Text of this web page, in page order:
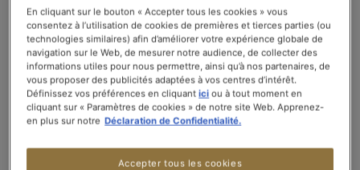
NOUVEAU
En cliquant sur le bouton « Accepter tous les cookies » vous
consentez à l’utilisation de cookies de premières et tierces parties (ou
technologies similaires) afin d’améliorer votre expérience globale de
navigation sur le Web, de mesurer notre audience, de collecter des
informations utiles pour nous permettre, ainsi qu’à nos partenaires, de
vous proposer des publicités adaptées à vos centres d’intérêt.
Définissez vos préférences en cliquantici ou à tout moment en
cliquant sur « Paramètres de cookies » de notre site Web. Apprenez-
en plus sur notre Déclaration de Confidentialité.
Accepter tous les cookies